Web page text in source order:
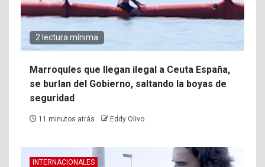
2 lectura mínima
Marroquíes que llegan ilegal a Ceuta España,
se burlan del Gobierno, saltando la boyas de
seguridad
11 minutos atrás Eddy Olivo
INTERNACIONALES